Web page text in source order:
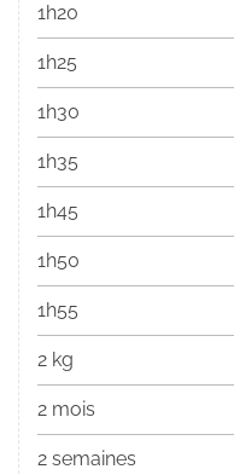
1h20
1h25
1h30
1h35
1h45
1h50
1h55
2 kg
2 mois
2 semaines